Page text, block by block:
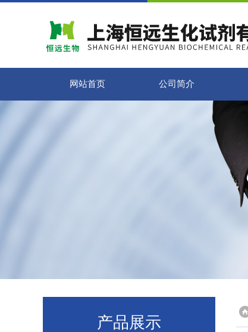
网站首页 公司简介
产品展示